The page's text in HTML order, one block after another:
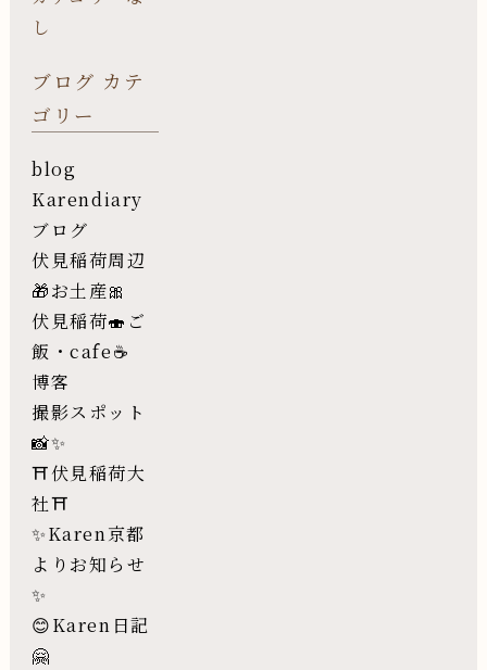
し
ブログ カテ
ゴリー
blog
Karendiary
ブログ
伏見稲荷周辺
🎁お土産🎀
伏見稲荷🍣ご
飯・cafe☕️
博客
撮影スポット
📸✨
⛩伏見稲荷大
社⛩
✨Karen京都
よりお知らせ
✨
😊Karen日記
🤗